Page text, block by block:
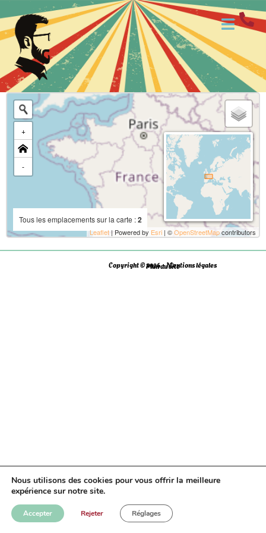
+
-
Tous les emplacements sur la carte :2
Leaflet | Powered by Esri | ©OpenStreetMapcontributors
Copyright © 2026 - Mentions légales
Plan du site
Nous utilisons des cookies pour vous offrir la meilleure
expérience sur notre site.
Accepter Rejeter Réglages